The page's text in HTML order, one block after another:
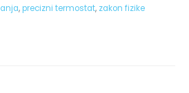
,precizni termostat, zakon fizike